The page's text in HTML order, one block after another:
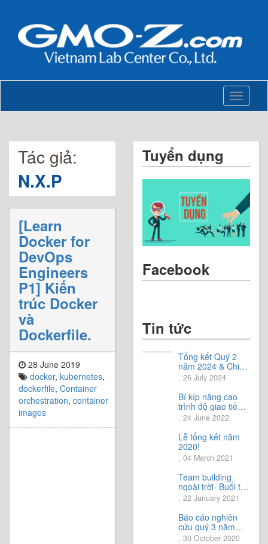
Toggle
Tác giả:
N.X.P
[Learn
Docker for
DevOps
Engineers
P1] Kiến
trúc Docker
và
Dockerfile.
28 June 2019
docker, kubernetes,
dockerfile, Container
orchestration, container
images
Tuyển dụng
Facebook
Tin tức
Tổng kết Quý 2
năm 2024 & Chia
sẻ định hướng
Quý 3 năm 2024
, 26 July 2024
Bí kíp nâng cao
trình độ giao tiếp
tiếng Nhật.
, 24 June 2022
Lễ tổng kết năm
2020!
, 04 March 2021
Team building
ngoài trời- Buổi trải
nghiệm tuyệt vời.
, 22 January 2021
Báo cáo nghiên
cứu quý 3 năm
2020
, 30 October 2020